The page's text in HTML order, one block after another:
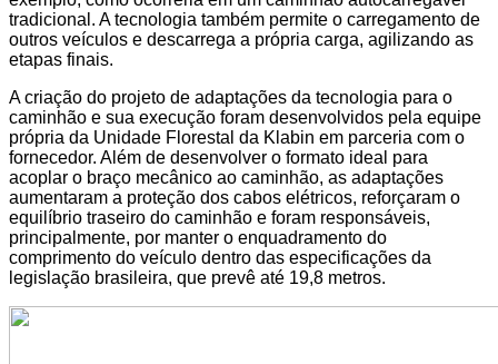
tradicional. A tecnologia também permite o carregamento de
outros veículos e descarrega a própria carga, agilizando as
etapas finais.
A criação do projeto de adaptações da tecnologia para o
caminhão e sua execução foram desenvolvidos pela equipe
própria da Unidade Florestal da Klabin em parceria com o
fornecedor. Além de desenvolver o formato ideal para
acoplar o braço mecânico ao caminhão, as adaptações
aumentaram a proteção dos cabos elétricos, reforçaram o
equilíbrio traseiro do caminhão e foram responsáveis,
principalmente, por manter o enquadramento do
comprimento do veículo dentro das especificações da
legislação brasileira, que prevê até 19,8 metros.